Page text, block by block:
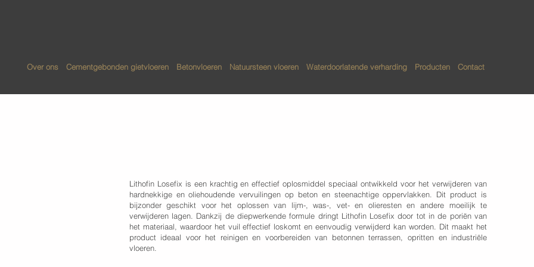
Over ons Cementgebonden gietvloeren Betonvloeren Natuursteen vloeren Waterdoorlatende verharding Producten Contact
Lithofin Losefix is een krachtig en effectief oplosmiddel speciaal ontwikkeld voor het verwijderen van
hardnekkige en oliehoudende vervuilingen op beton en steenachtige oppervlakken. Dit product is
bijzonder geschikt voor het oplossen van lijm-, was-, vet- en olieresten en andere moeilijk te
verwijderen lagen. Dankzij de diepwerkende formule dringt Lithofin Losefix door tot in de poriën van
het materiaal, waardoor het vuil effectief loskomt en eenvoudig verwijderd kan worden. Dit maakt het
product ideaal voor het reinigen en voorbereiden van betonnen terrassen, opritten en industriële
vloeren.